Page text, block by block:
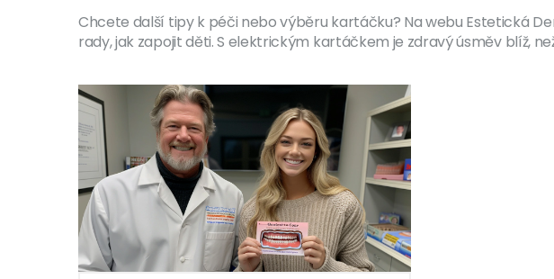
Chcete další tipy k péči nebo výběru kartáčku? Na webu Estetická
rady, jak zapojit děti. S elektrickým kartáčkem je zdravý úsměv blíž,